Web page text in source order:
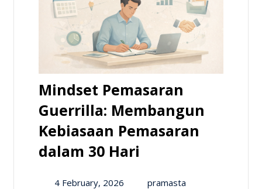
Mindset Pemasaran
Guerrilla: Membangun
Kebiasaan Pemasaran
dalam 30 Hari
4 February, 2026
pramasta